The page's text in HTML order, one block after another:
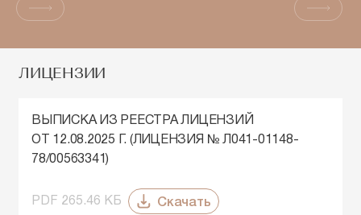
ЛИЦЕНЗИИ
ВЫПИСКА ИЗ РЕЕСТРА ЛИЦЕНЗИЙ
ОТ 12.08.2025 Г. (ЛИЦЕНЗИЯ № Л041-01148-
78/00563341)
PDF 265.46 КБ Скачать